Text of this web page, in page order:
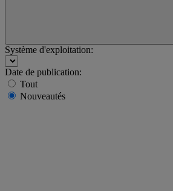
Système d'exploitation:
Date de publication:
Tout
Nouveautés